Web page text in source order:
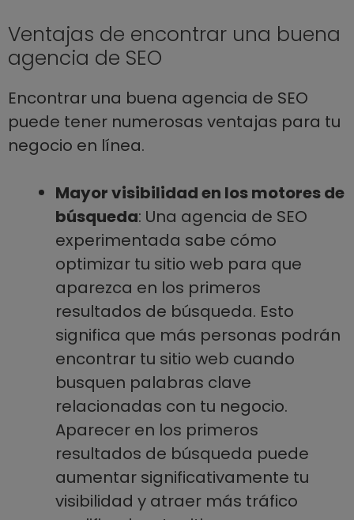
Ventajas de encontrar una buena
agencia de SEO
Encontrar una buena agencia de SEO
puede tener numerosas ventajas para tu
negocio en línea.
Mayor visibilidad en los motores de
búsqueda: Una agencia de SEO
experimentada sabe cómo
optimizar tu sitio web para que
aparezca en los primeros
resultados de búsqueda. Esto
significa que más personas podrán
encontrar tu sitio web cuando
busquen palabras clave
relacionadas con tu negocio.
Aparecer en los primeros
resultados de búsqueda puede
aumentar significativamente tu
visibilidad y atraer más tráfico